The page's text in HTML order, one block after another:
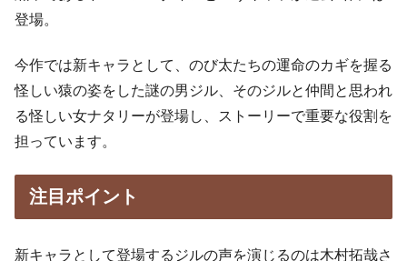
登場。
今作では新キャラとして、のび太たちの運命のカギを握る
怪しい猿の姿をした謎の男ジル、そのジルと仲間と思われ
る怪しい女ナタリーが登場し、ストーリーで重要な役割を
担っています。
注目ポイント
新キャラとして登場するジルの声を演じるのは木村拓哉さ